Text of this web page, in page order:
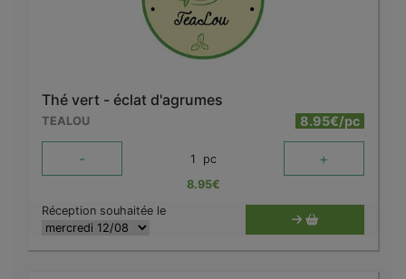
Thé vert - éclat d'agrumes
TEALOU 8.95€/pc
- 1 pc +
8.95€
Réception souhaitée le